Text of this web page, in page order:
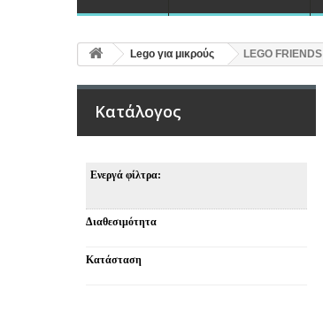
Lego για μικρούς LEGO FRIENDS
Κατάλογος
Ενεργά φίλτρα:
Διαθεσιμότητα
Κατάσταση